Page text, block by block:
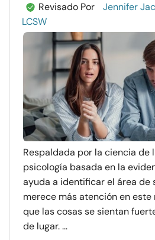
Revisado Por
Jennifer
LCSW
Respaldada por la ciencia de
psicología basada en la
ayuda a identificar el área de
merece más atención en este
que las cosas se sientan
de lugar. ...